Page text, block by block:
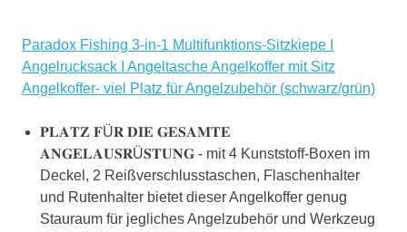
Paradox Fishing 3-in-1 Multifunktions-Sitzkiepe I
Angelrucksack I Angeltasche Angelkoffer mit Sitz
Angelkoffer- viel Platz für Angelzubehör (schwarz/grün)
𝐏𝐋𝐀𝐓𝐙 𝐅Ü𝐑 𝐃𝐈𝐄 𝐆𝐄𝐒𝐀𝐌𝐓𝐄
𝐀𝐍𝐆𝐄𝐋𝐀𝐔𝐒𝐑Ü𝐒𝐓𝐔𝐍𝐆 - mit 4 Kunststoff-Boxen im
Deckel, 2 Reißverschlusstaschen, Flaschenhalter
und Rutenhalter bietet dieser Angelkoffer genug
Stauraum für jegliches Angelzubehör und Werkzeug